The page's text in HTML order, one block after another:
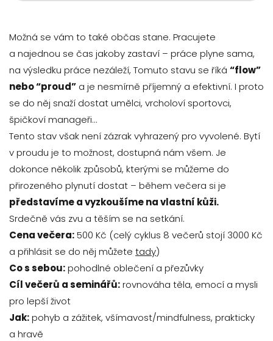
Možná se vám to také občas stane. Pracujete
a najednou se čas jakoby zastaví – práce plyne sama,
na výsledku práce nezáleží, Tomuto stavu se říká “flow”
nebo “proud” a je nesmírně příjemný a efektivní. I proto
se do něj snaží dostat umělci, vrcholoví sportovci,
špičkoví manageři…
Tento stav však není zázrak vyhrazený pro vyvolené. Bytí
v proudu je to možnost, dostupná nám všem. Je
dokonce několik způsobů, kterými se můžeme do
přirozeného plynutí dostat – během večera si je
představíme a vyzkoušíme na vlastní kůži.
Srdečně vás zvu a těším se na setkání.
Cena večera:500 Kč (celý cyklus 8 večerů stojí 3000 Kč
a přihlásit se do něj můžete tady)
Co s sebou:pohodlné oblečení a přezůvky
Cíl večerů a seminářů:rovnováha těla, emocí a mysli
pro lepší život
Jak:pohyb a zážitek, všímavost/mindfulness, prakticky
a hravě